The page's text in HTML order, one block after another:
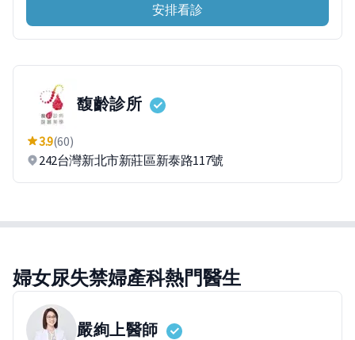
安排看診
馥齡診所
3.9(60)
242台灣新北市新莊區新泰路117號
婦女尿失禁婦產科熱門醫生
嚴絢上醫師